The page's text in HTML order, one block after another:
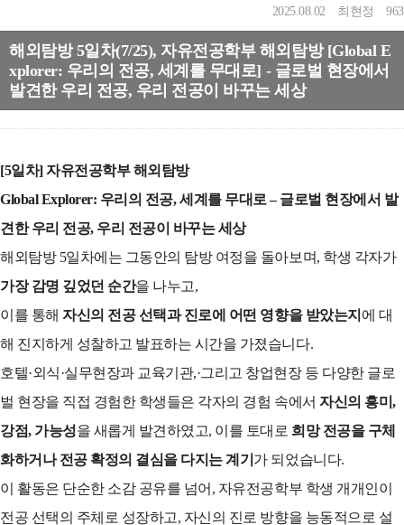
2025.08.02 최현정 963
해외탐방 5일차(7/25), 자유전공학부 해외탐방 [Global E
xplorer: 우리의 전공, 세계를 무대로] - 글로벌 현장에서
발견한 우리 전공, 우리 전공이 바꾸는 세상
[5일차] 자유전공학부 해외탐방
Global Explorer: 우리의 전공, 세계를 무대로 – 글로벌 현장에서 발
견한 우리 전공, 우리 전공이 바꾸는 세상
해외탐방 5일차에는 그동안의 탐방 여정을 돌아보며, 학생 각자가
가장 감명 깊었던 순간을 나누고,
이를 통해자신의 전공 선택과 진로에 어떤 영향을 받았는지 에 대
해 진지하게 성찰하고 발표하는 시간을 가졌습니다.
호텔·외식·실무현장과 교육기관,·그리고 창업현장 등 다양한 글로
벌 현장을 직접 경험한 학생들은 각자의 경험 속에서자신의 흥미,
강점, 가능성을 새롭게 발견하였고, 이를 토대로 희망 전공을 구체
화하거나 전공 확정의 결심을 다지는 계기 가 되었습니다.
이 활동은 단순한 소감 공유를 넘어, 자유전공학부 학생 개개인이
전공 선택의 주체로 성장하고, 자신의 진로 방향을 능동적으로 설